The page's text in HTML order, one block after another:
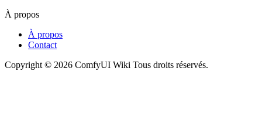
À propos
À propos
Contact
Copyright © 2026 ComfyUI Wiki Tous droits réservés.